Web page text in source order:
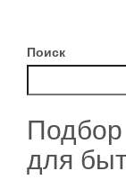
Поиск
для